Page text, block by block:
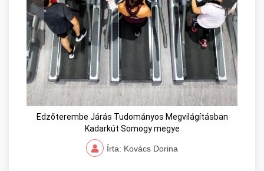
Edzőterembe Járás Tudományos Megvilágításban
Kadarkút Somogy megye
Írta: Kovács Dorina